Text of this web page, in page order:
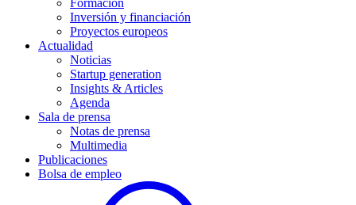
Formación
Inversión y financiación
Proyectos europeos
Actualidad
Noticias
Startup generation
Insights & Articles
Agenda
Sala de prensa
Notas de prensa
Multimedia
Publicaciones
Bolsa de empleo